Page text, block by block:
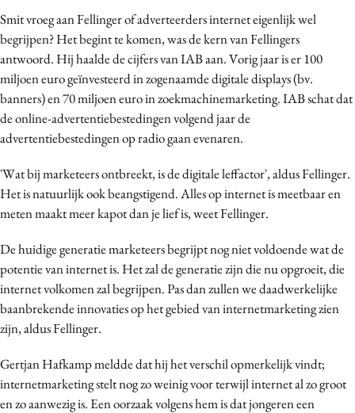
Media
Merkstrategie
PR
Programmatic
Purpose Marketing
Reputatie & crisis
Smit vroeg aan Fellinger of adverteerders internet eigenlijk wel
begrijpen? Het begint te komen, was de kern van Fellingers
antwoord. Hij haalde de cijfers van IAB aan. Vorig jaar is er 100
miljoen euro geïnvesteerd in zogenaamde digitale displays (bv.
banners) en 70 miljoen euro in zoekmachinemarketing. IAB schat dat
de online-advertentiebestedingen volgend jaar de
advertentiebestedingen op radio gaan evenaren.
'Wat bij marketeers ontbreekt, is de digitale leffactor', aldus Fellinger.
Het is natuurlijk ook beangstigend. Alles op internet is meetbaar en
meten maakt meer kapot dan je lief is, weet Fellinger.
De huidige generatie marketeers begrijpt nog niet voldoende wat de
potentie van internet is. Het zal de generatie zijn die nu opgroeit, die
internet volkomen zal begrijpen. Pas dan zullen we daadwerkelijke
baanbrekende innovaties op het gebied van internetmarketing zien
zijn, aldus Fellinger.
Gertjan Hafkamp meldde dat hij het verschil opmerkelijk vindt;
internetmarketing stelt nog zo weinig voor terwijl internet al zo groot
en zo aanwezig is. Een oorzaak volgens hem is dat jongeren een